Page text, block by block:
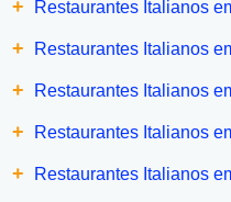
+ Restaurantes Italianos
+ Restaurantes Italianos
+ Restaurantes Italianos
+ Restaurantes Italianos
+ Restaurantes Italianos